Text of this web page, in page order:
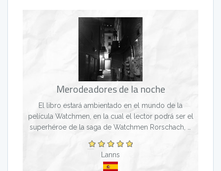
Merodeadores de la noche
El libro estará ambientado en el mundo de la
película Watchmen, en la cual el lector podrá ser el
superhéroe de la saga de Watchmen Rorschach, o
Dependiendo del...
Lanns